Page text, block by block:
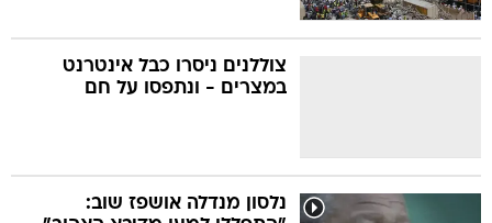
צוללנים ניסרו כבל אינטרנט
במצרים - ונתפסו על חם
נלסון מנדלה אושפז שוב: